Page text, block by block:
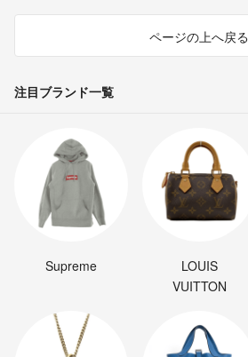
ページの上へ戻る
注目ブランド一覧
Supreme
LOUIS
VUITTON